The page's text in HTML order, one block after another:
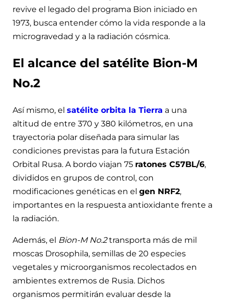
revive el legado del programa Bion iniciado en
1973, busca entender cómo la vida responde a la
microgravedad y a la radiación cósmica.
El alcance del satélite Bion-M
No.2
Así mismo, el satélite orbita la Tierra a una
altitud de entre 370 y 380 kilómetros, en una
trayectoria polar diseñada para simular las
condiciones previstas para la futura Estación
Orbital Rusa. A bordo viajan 75 ratones C57BL/6,
divididos en grupos de control, con
modificaciones genéticas en el gen NRF2,
importantes en la respuesta antioxidante frente a
la radiación.
Además, el Bion-M No.2transporta más de mil
moscas Drosophila, semillas de 20 especies
vegetales y microorganismos recolectados en
ambientes extremos de Rusia. Dichos
organismos permitirán evaluar desde la